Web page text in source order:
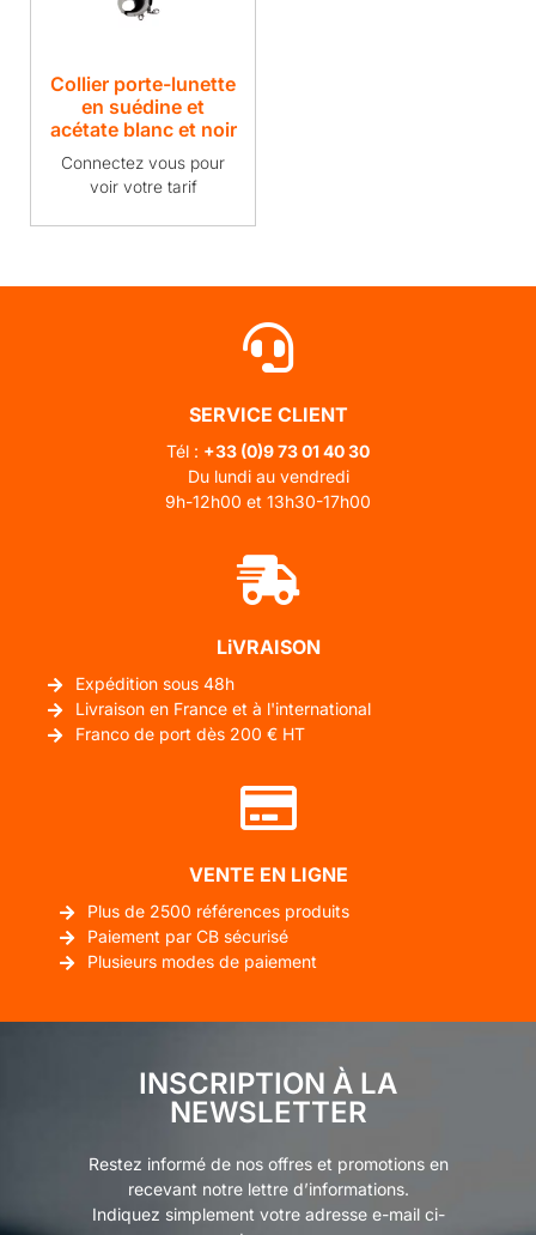
Collier porte-lunette
en suédine et
acétate blanc et noir
Connectez vous pour
voir votre tarif
SERVICE CLIENT
Tél : +33 (0)9 73 01 40 30
Du lundi au vendredi
9h-12h00 et 13h30-17h00
LiVRAISON
Expédition sous 48h
Livraison en France et à l'international
Franco de port dès 200 € HT
VENTE EN LIGNE
Plus de 2500 références produits
Paiement par CB sécurisé
Plusieurs modes de paiement
INSCRIPTION À LA
NEWSLETTER
Restez informé de nos offres et promotions en
recevant notre lettre d’informations.
Indiquez simplement votre adresse e-mail ci-